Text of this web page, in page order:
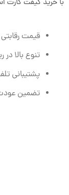
با خرید گیفت کارت
قیمت
تنوع بالا در
پشتیبانی
تضمین